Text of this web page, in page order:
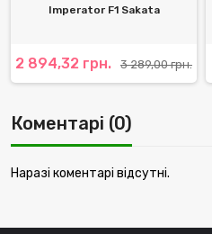
Imperator F1 Sakata
2 894,32 грн. 3 289,00 грн.
Коментарі (0)
Наразі коментарі відсутні.